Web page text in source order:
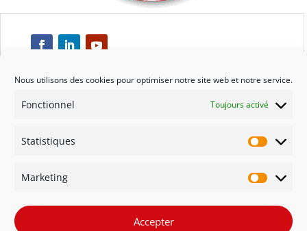
Nous utilisons des cookies pour optimiser notre site web et notre service.
Fonctionnel Toujours activé
Statistiques
Marketing
Accepter
Respect
Engagement
Qualité